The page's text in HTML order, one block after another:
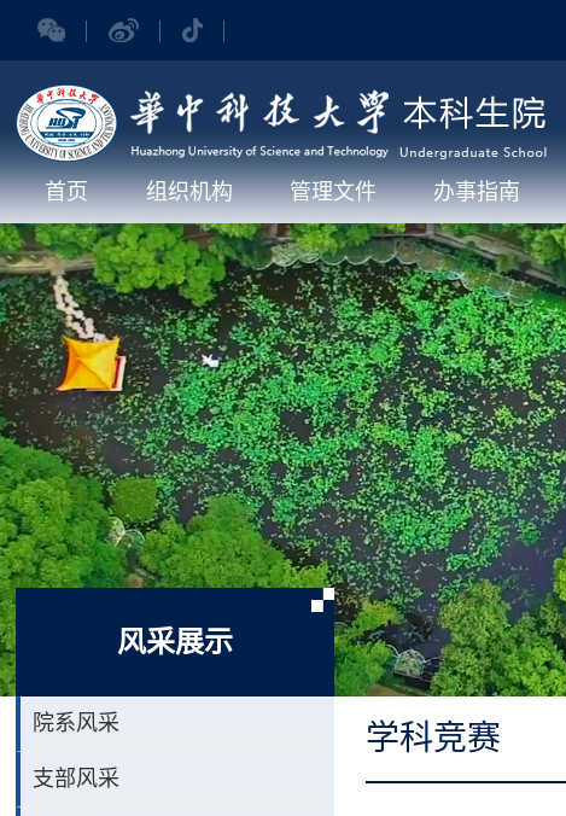
首页 组织机构 管理文件 办事指南
风采展示
院系风采
支部风采
学科竞赛